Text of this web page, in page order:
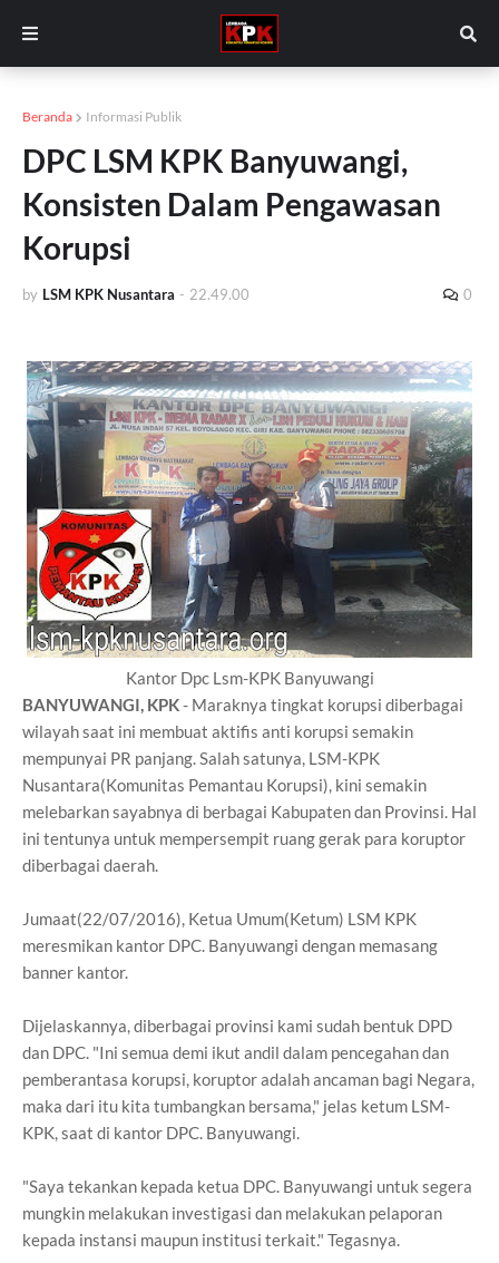
Beranda Informasi Publik
DPC LSM KPK Banyuwangi,
Konsisten Dalam Pengawasan
Korupsi
by LSM KPK Nusantara - 22.49.00 0
Kantor Dpc Lsm-KPK Banyuwangi
BANYUWANGI, KPK- Maraknya tingkat korupsi diberbagai
wilayah saat ini membuat aktifis anti korupsi semakin
mempunyai PR panjang. Salah satunya, LSM-KPK
Nusantara(Komunitas Pemantau Korupsi), kini semakin
melebarkan sayabnya di berbagai Kabupaten dan Provinsi. Hal
ini tentunya untuk mempersempit ruang gerak para koruptor
diberbagai daerah.
Jumaat(22/07/2016), Ketua Umum(Ketum) LSM KPK
meresmikan kantor DPC. Banyuwangi dengan memasang
banner kantor.
Dijelaskannya, diberbagai provinsi kami sudah bentuk DPD
dan DPC. "Ini semua demi ikut andil dalam pencegahan dan
pemberantasa korupsi, koruptor adalah ancaman bagi Negara,
maka dari itu kita tumbangkan bersama," jelas ketum LSM-
KPK, saat di kantor DPC. Banyuwangi.
"Saya tekankan kepada ketua DPC. Banyuwangi untuk segera
mungkin melakukan investigasi dan melakukan pelaporan
kepada instansi maupun institusi terkait." Tegasnya.